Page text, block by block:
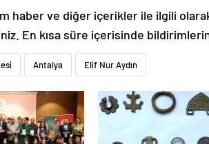
haber ve diğer içerikler ile ilgili
En kısa süre içerisinde
Antalya Elif Nur Aydın